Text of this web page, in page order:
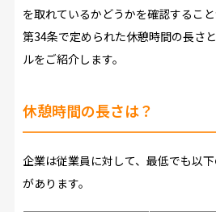
を取れているかどうかを確認するこ
第34条で定められた休憩時間の長さ
ルをご紹介します。
休憩時間の長さは？
企業は従業員に対して、最低でも以
があります。